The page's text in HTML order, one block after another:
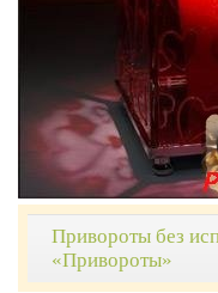
Привороты без
«Привороты»